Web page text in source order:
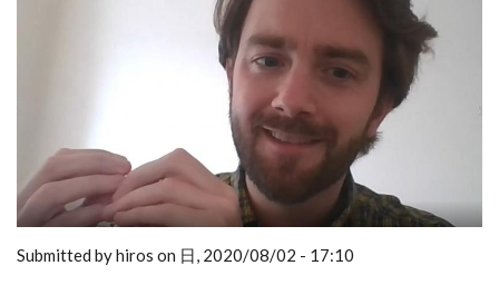
Submitted by hiros on 日, 2020/08/02 - 17:10